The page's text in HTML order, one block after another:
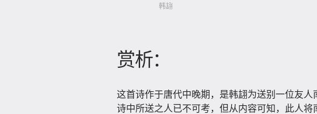
韩翃
赏析：
这首诗作于唐代中晚期，是韩翃为送别一位友人
诗中所送之人已不可考，但从内容可知，此人